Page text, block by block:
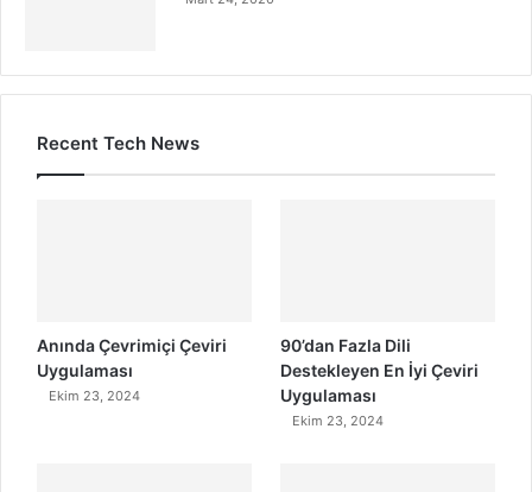
Recent Tech News
Anında Çevrimiçi Çeviri
Uygulaması
Ekim 23, 2024
90’dan Fazla Dili
Destekleyen En İyi Çeviri
Uygulaması
Ekim 23, 2024